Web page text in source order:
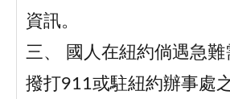
資訊。
三、 國人在紐約倘遇急難
撥打911或駐紐約辦事處